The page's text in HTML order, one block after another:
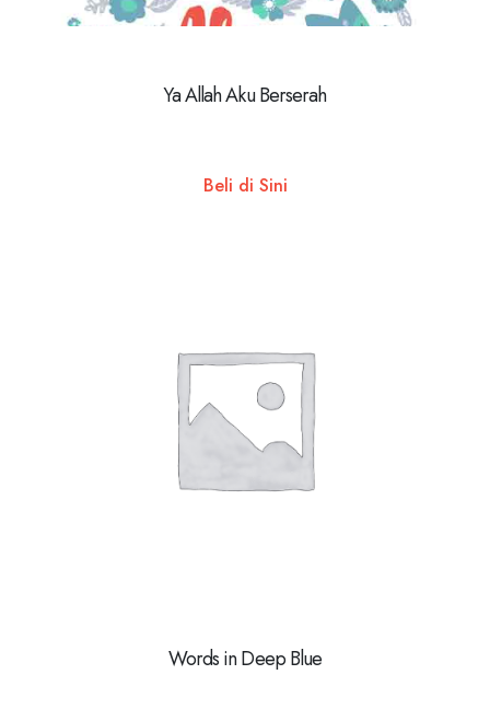
Ya Allah Aku Berserah
Beli di Sini
Words in Deep Blue